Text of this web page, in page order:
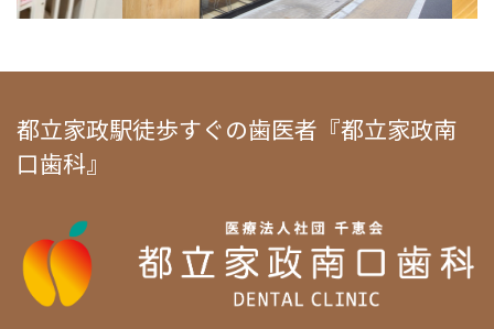
都立家政駅徒歩すぐの歯医者『都立家政南
口歯科』